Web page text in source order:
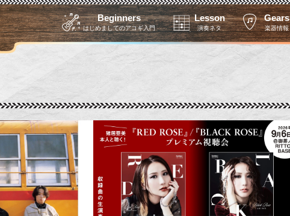
Beginners
はじめましてのアコギ入門
Lesson
演奏ネタ
Gears
楽器情報